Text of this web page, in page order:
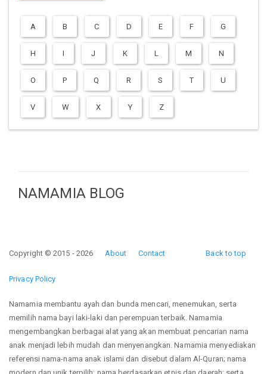
A B C D E F G
H I J K L M N
O P Q R S T U
V W X Y Z
NAMAMIA BLOG
Back to top
Copyright © 2015 - 2026 About Contact
Privacy Policy
Namamia membantu ayah dan bunda mencari, menemukan, serta
memilih nama bayi laki-laki dan perempuan terbaik. Namamia
mengembangkan berbagai alat yang akan membuat pencarian nama
anak menjadi lebih mudah dan menyenangkan. Namamia menyediakan
referensi nama-nama anak islami dan disebut dalam Al-Quran; nama